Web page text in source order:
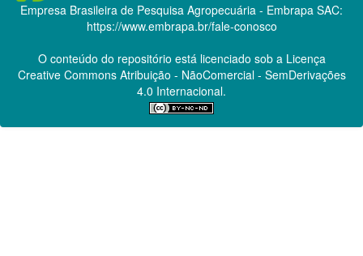
Empresa Brasileira de Pesquisa Agropecuária - Embrapa SAC:
https://www.embrapa.br/fale-conosco
O conteúdo do repositório está licenciado sob a Licença
Creative CommonsAtribuição - NãoComercial - SemDerivações
4.0 Internacional.